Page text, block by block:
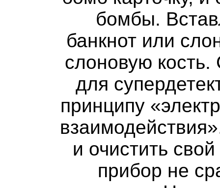
бомбы.
банкнот или
слоновую
для
принципу
и очистить
прибор не